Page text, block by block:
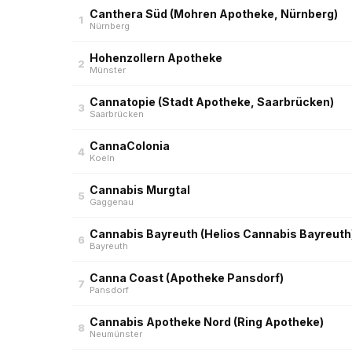
1 Canthera Süd (Mohren Apotheke, Nürnberg)
Nürnberg
2 Hohenzollern Apotheke
Münster
3 Cannatopie (Stadt Apotheke, Saarbrücken)
Saarbrücken
4 CannaColonia
Koeln
5 Cannabis Murgtal
Gaggenau
6 Cannabis Bayreuth (Helios Cannabis
Bayreuth
7 Canna Coast (Apotheke Pansdorf)
Pansdorf
8 Cannabis Apotheke Nord (Ring Apotheke)
Neumünster